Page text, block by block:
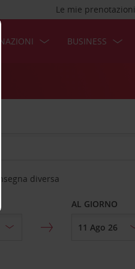
Le mie prenotazioni
BUSINESS
diversa
AL GIORNO